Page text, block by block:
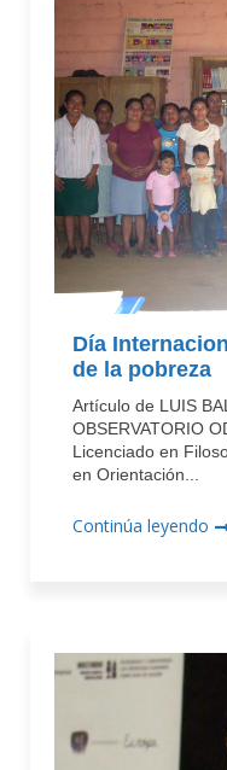
Día
de la pobreza
Artículo de LUIS
OBSERVATORIO
Licenciado en
en Orientación...
Continúa leyendo